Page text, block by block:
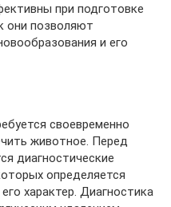
при подготовке
они позволяют
и его
своевременно
животное. Перед
диагностические
определяется
характер. Диагностика